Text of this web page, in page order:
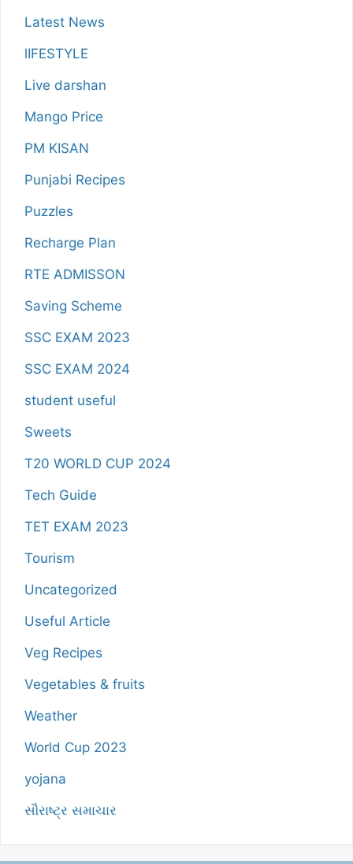
Latest News
lIFESTYLE
Live darshan
Mango Price
PM KISAN
Punjabi Recipes
Puzzles
Recharge Plan
RTE ADMISSON
Saving Scheme
SSC EXAM 2023
SSC EXAM 2024
student useful
Sweets
T20 WORLD CUP 2024
Tech Guide
TET EXAM 2023
Tourism
Uncategorized
Useful Article
Veg Recipes
Vegetables & fruits
Weather
World Cup 2023
yojana
સૌરાષ્ટ્ર સમાચાર